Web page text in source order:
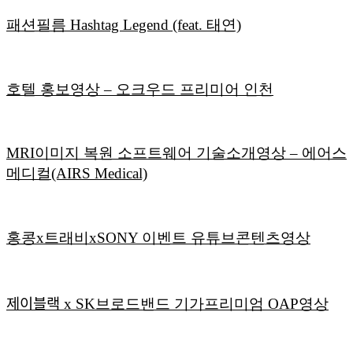
패션필름 Hashtag Legend (feat. 태연)
호텔 홍보영상 – 오크우드 프리미어 인천
MRI이미지 복원 소프트웨어 기술소개영상 – 에어스
메디컬(AIRS Medical)
홍콩x트래비xSONY 이벤트 유튜브콘텐츠영상
제이블랙 x SK브로드밴드 기가프리미엄 OAP영상